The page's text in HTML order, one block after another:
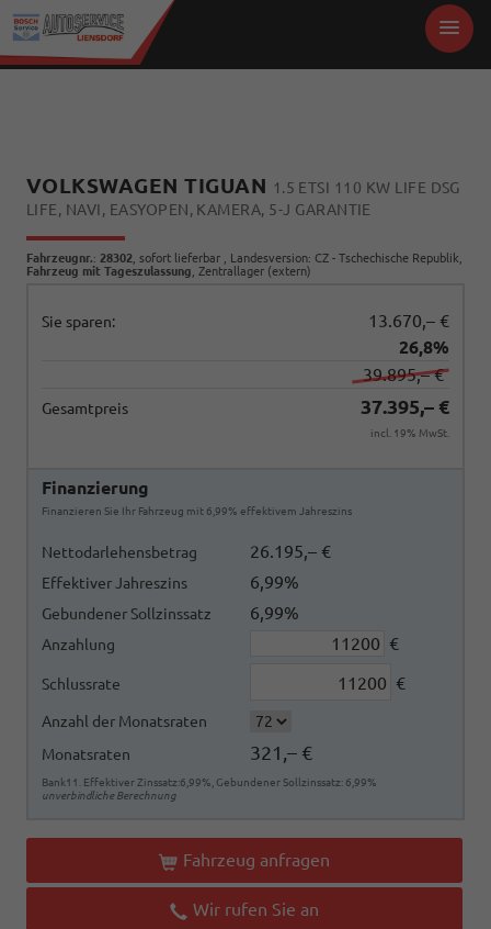
VOLKSWAGEN TIGUAN 1.5 ETSI 110 KW LIFE DSG
LIFE, NAVI, EASYOPEN, KAMERA, 5-J GARANTIE
Fahrzeugnr.: 28302 sofort lieferbar , Landesversion: CZ - Tschechische Republik,
Fahrzeug mit Tageszulassung , Zentrallager (extern)
Sie sparen:
13.670,– €
26,8%
39.895,– €
Gesamtpreis 37.395,– €
incl. 19% MwSt.
Finanzierung
Finanzieren Sie Ihr Fahrzeug mit 6,99% effektivem Jahreszins
Nettodarlehensbetrag 26.195,– €
Effektiver Jahreszins 6,99%
Gebundener Sollzinssatz 6,99%
Anzahlung €
Schlussrate €
Anzahl der Monatsraten
Monatsraten
321,– €
Bank11. Effektiver Zinssatz:6,99%, Gebundener Sollzinssatz: 6,99%
unverbindliche Berechnung
Fahrzeug anfragen
Wir rufen Sie an